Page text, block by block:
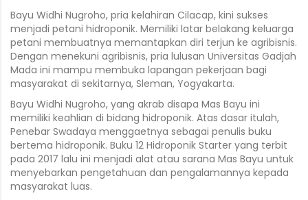
Bayu Widhi Nugroho, pria kelahiran Cilacap, kini sukses
menjadi petani hidroponik. Memiliki latar belakang keluarga
petani membuatnya memantapkan diri terjun ke agribisnis.
Dengan menekuni agribisnis, pria lulusan Universitas Gadjah
Mada ini mampu membuka lapangan pekerjaan bagi
masyarakat di sekitarnya, Sleman, Yogyakarta.
Bayu Widhi Nugroho, yang akrab disapa Mas Bayu ini
memiliki keahlian di bidang hidroponik. Atas dasar itulah,
Penebar Swadaya menggaetnya sebagai penulis buku
bertema hidroponik. Buku 12 Hidroponik Starter yang terbit
pada 2017 lalu ini menjadi alat atau sarana Mas Bayu untuk
menyebarkan pengetahuan dan pengalamannya kepada
masyarakat luas.